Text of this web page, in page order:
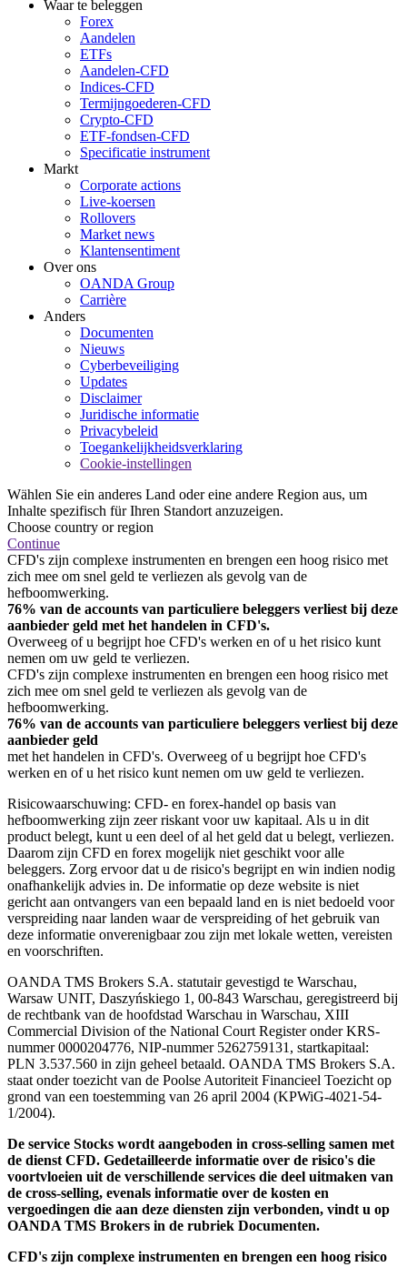
Waar te beleggen
Forex
Aandelen
ETFs
Aandelen-CFD
Indices-CFD
Termijngoederen-CFD
Crypto-CFD
ETF-fondsen-CFD
Specificatie instrument
Markt
Corporate actions
Live-koersen
Rollovers
Market news
Klantensentiment
Over ons
OANDA Group
Carrière
Anders
Documenten
Nieuws
Cyberbeveiliging
Updates
Disclaimer
Juridische informatie
Privacybeleid
Toegankelijkheidsverklaring
Cookie-instellingen
Wählen Sie ein anderes Land oder eine andere Region aus, um
Inhalte spezifisch für Ihren Standort anzuzeigen.
Choose country or region
Continue
CFD's zijn complexe instrumenten en brengen een hoog risico met
zich mee om snel geld te verliezen als gevolg van de
hefboomwerking.
76% van de accounts van particuliere beleggers verliest bij deze
aanbieder geld met het handelen in CFD's.
Overweeg of u begrijpt hoe CFD's werken en of u het risico kunt
nemen om uw geld te verliezen.
CFD's zijn complexe instrumenten en brengen een hoog risico met
zich mee om snel geld te verliezen als gevolg van de
hefboomwerking.
76% van de accounts van particuliere beleggers verliest bij deze
aanbieder geld
met het handelen in CFD's. Overweeg of u begrijpt hoe CFD's
werken en of u het risico kunt nemen om uw geld te verliezen.
Risicowaarschuwing: CFD- en forex-handel op basis van
hefboomwerking zijn zeer riskant voor uw kapitaal. Als u in dit
product belegt, kunt u een deel of al het geld dat u belegt, verliezen.
Daarom zijn CFD en forex mogelijk niet geschikt voor alle
beleggers. Zorg ervoor dat u de risico's begrijpt en win indien nodig
onafhankelijk advies in. De informatie op deze website is niet
gericht aan ontvangers van een bepaald land en is niet bedoeld voor
verspreiding naar landen waar de verspreiding of het gebruik van
deze informatie onverenigbaar zou zijn met lokale wetten, vereisten
en voorschriften.
OANDA TMS Brokers S.A. statutair gevestigd te Warschau,
Warsaw UNIT, Daszyńskiego 1, 00-843 Warschau, geregistreerd bij
de rechtbank van de hoofdstad Warschau in Warschau, XIII
Commercial Division of the National Court Register onder KRS-
nummer 0000204776, NIP-nummer 5262759131, startkapitaal:
PLN 3.537.560 in zijn geheel betaald. OANDA TMS Brokers S.A.
staat onder toezicht van de Poolse Autoriteit Financieel Toezicht op
grond van een toestemming van 26 april 2004 (KPWiG-4021-54-
1/2004).
De service Stocks wordt aangeboden in cross-selling samen met
de dienst CFD. Gedetailleerde informatie over de risico's die
voortvloeien uit de verschillende services die deel uitmaken van
de cross-selling, evenals informatie over de kosten en
vergoedingen die aan deze diensten zijn verbonden, vindt u op
OANDA TMS Brokers in de rubriek Documenten.
CFD's zijn complexe instrumenten en brengen een hoog risico